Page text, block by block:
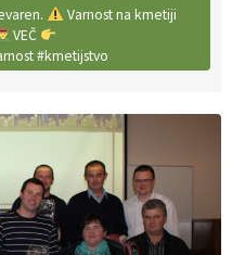
Varnost na kmetiji
VEČ
#kmetijstvo
ohranjanje travišč sta
travojedih živali
. VEČ
#IMCAP #CAP